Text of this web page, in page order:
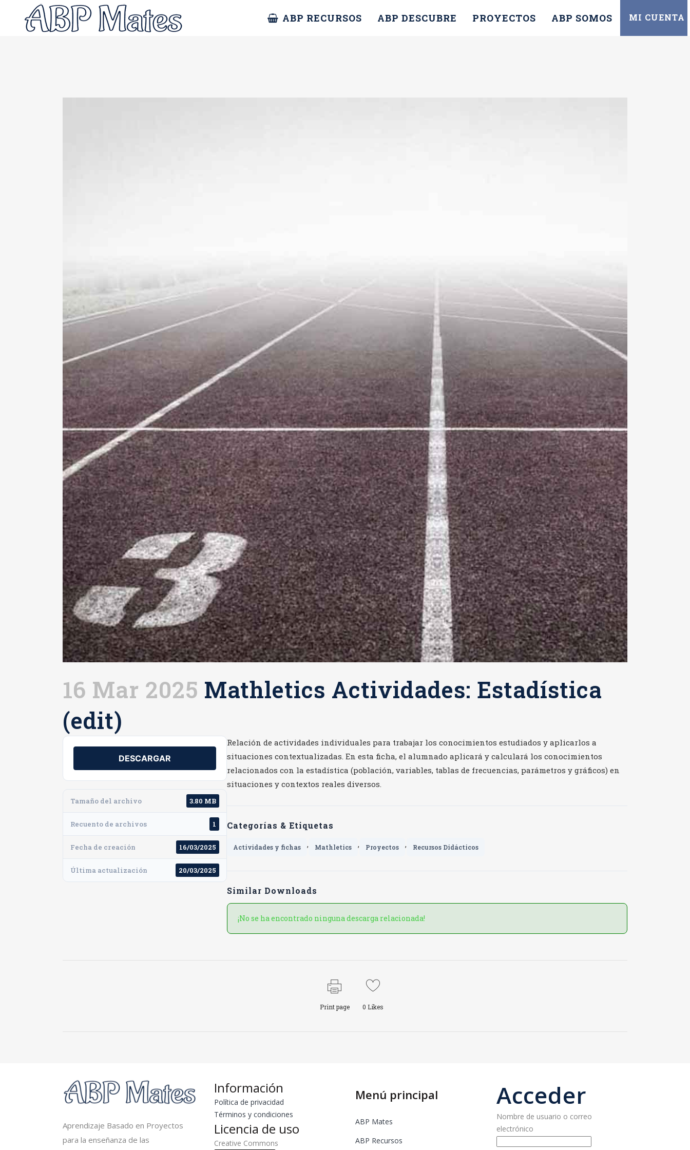
MI CUENTA
ABP RECURSOS ABP DESCUBRE PROYECTOS ABP SOMOS
16 Mar 2025 Mathletics Actividades: Estadística
(edit)
DESCARGAR
Tamaño del archivo 3.80 MB
Recuento de archivos 1
Fecha de creación 16/03/2025
Última actualización 20/03/2025
Relación de actividades individuales para trabajar los conocimientos estudiados y aplicarlos a
situaciones contextualizadas. En esta ficha, el alumnado aplicará y calculará los conocimientos
relacionados con la estadística (población, variables, tablas de frecuencias, parámetros y gráficos) en
situaciones y contextos reales diversos.
Categorías & Etiquetas
Actividades y fichas , Mathletics , Proyectos , Recursos Didácticos
Similar Downloads
¡No se ha encontrado ninguna descarga relacionada!
Print page 0 Likes
Aprendizaje Basado en Proyectos
para la enseñanza de las
Información
Política de privacidad
Términos y condiciones
Licencia de uso
Creative Commons
Menú principal
ABP Mates
ABP Recursos
Acceder
Nombre de usuario o correo
electrónico